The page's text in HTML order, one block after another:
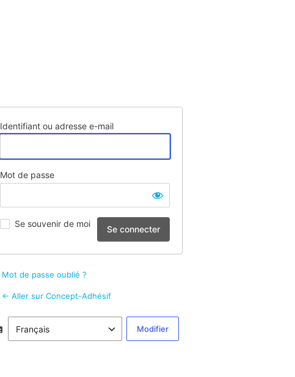
Identifiant ou adresse e-mail
Mot de passe
Se souvenir de moi
Mot de passe oublié ?
← Aller sur Concept-Adhésif
Langue